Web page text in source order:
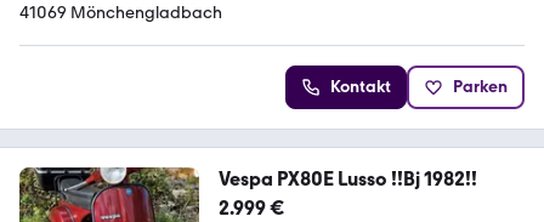
41069 Mönchengladbach
Kontakt Parken
Vespa PX80E Lusso !!Bj 1982!!
2.999 €